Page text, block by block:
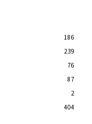
186
239
76
87
2
404